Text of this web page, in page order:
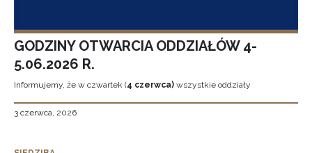
GODZINY OTWARCIA ODDZIAŁÓW 4-
5.06.2026 R.
Informujemy, że w czwartek (4 czerwca) wszystkie oddziały
3 czerwca, 2026